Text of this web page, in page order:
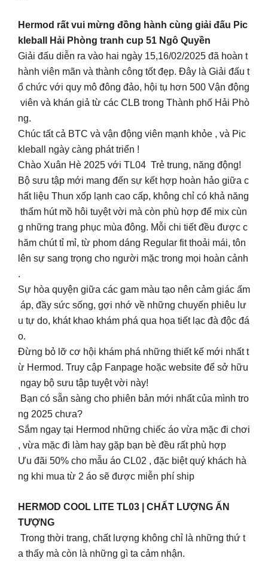
Hermod rất vui mừng đồng hành cùng giải đấu Pic
kleball Hải Phòng tranh cup 51 Ngô Quyền
Giải đấu diễn ra vào hai ngày 15,16/02/2025 đã hoàn t
hành viên mãn và thành công tốt đẹp. Đây là Giải đấu t
ổ chức với quy mô đông đảo, hội tụ hơn 500 Vận động
viên và khán giả từ các CLB trong Thành phố Hải Phò
ng.
Chúc tất cả BTC và vận động viên mạnh khỏe , và Pic
kleball ngày càng phát triển !
Chào Xuân Hè 2025 với TL04 Trẻ trung, năng động!
Bộ sưu tập mới mang đến sự kết hợp hoàn hảo giữa c
hất liệu Thun xốp lạnh cao cấp, không chỉ có khả năng
thấm hút mồ hôi tuyệt vời mà còn phù hợp để mix cùn
g những trang phục mùa đông. Mỗi chi tiết đều được c
hăm chút tỉ mỉ, từ phom dáng Regular fit thoải mái, tôn
lên sự sang trọng cho người mặc trong mọi hoàn cảnh
.
Sự hòa quyện giữa các gam màu tạo nên cảm giác ấm
áp, đầy sức sống, gợi nhớ về những chuyến phiêu lư
u tự do, khát khao khám phá qua họa tiết lạc đà độc đá
o.
Đừng bỏ lỡ cơ hội khám phá những thiết kế mới nhất t
ừ Hermod. Truy cập Fanpage hoặc website để sở hữu
ngay bộ sưu tập tuyệt vời này!
Bạn có sẵn sàng cho phiên bản mới nhất của mình tro
ng 2025 chưa?
Sắm ngay tại Hermod những chiếc áo vừa mặc đi chơi
, vừa mặc đi làm hay gặp bạn bè đều rất phù hợp
Ưu đãi 50% cho mẫu áo CL02 , đặc biệt quý khách hà
ng khi mua từ 2 áo sẽ được miễn phí ship
HERMOD COOL LITE TL03 | CHẤT LƯỢNG ẤN
TƯỢNG
Trong thời trang, chất lượng không chỉ là những thứ t
a thấy mà còn là những gì ta cảm nhận.